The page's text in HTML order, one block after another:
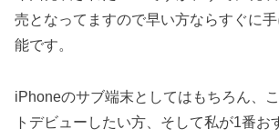
売となってますので早い方ならすぐに
能です。
iPhoneのサブ端末としてはもちろん、
トデビューしたい方、そして私が1番お